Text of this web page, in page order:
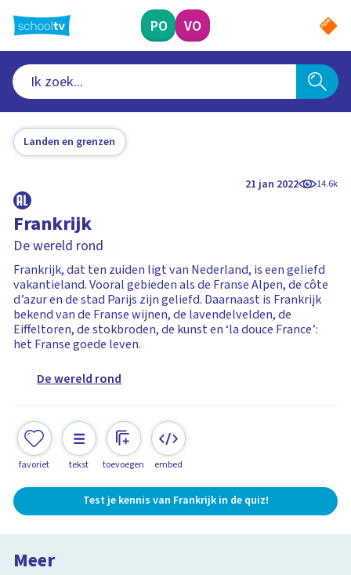
naar
hoofdinhoud
PO VO
Landen en grenzen
21 jan 2022 14.6k
Frankrijk
De wereld rond
Frankrijk, dat ten zuiden ligt van Nederland, is een geliefd
vakantieland. Vooral gebieden als de Franse Alpen, de côte
d’azur en de stad Parijs zijn geliefd. Daarnaast is Frankrijk
bekend van de Franse wijnen, de lavendelvelden, de
Eiffeltoren, de stokbroden, de kunst en ‘la douce France’:
het Franse goede leven.
De wereld rond
favoriet tekst toevoegen embed
Test je kennis van Frankrijk in de quiz!
Meer